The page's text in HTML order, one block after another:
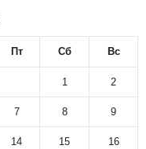
Пт Сб Вс
1 2
7 8 9
14 15 16